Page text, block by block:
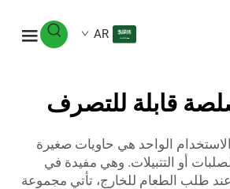
AR
قابلة للتصرف
الواحد هي حاويات صغيرة
أو التتبيلات. وهي مفيدة في
طلب الطعام للخارج، تأتي مجموعة